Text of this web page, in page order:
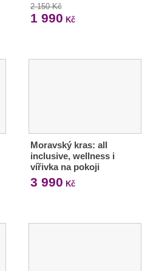
2 150 Kč
1 990 Kč
Moravský kras: all
inclusive, wellness i
vířivka na pokoji
3 990 Kč